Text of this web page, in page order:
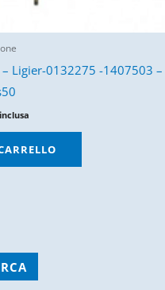
Ligier-0132275 -1407503 –